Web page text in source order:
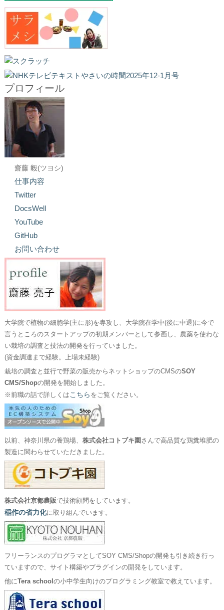
プロフィール
齋藤 毅(ツヨシ)
仕事内容
Twitter
DocsWell
YouTube
GitHub
お問い合わせ
大学院で植物の細胞学(主に形)を専攻し、大学院在学中(後に中退)に今で
言うところのスタートアップの初期メンバーとして参画し、農薬を使わな
い栽培の調査と技法の開発を行っていました。
(資金調達まで経験。上場未経験)
栽培の調査と並行で野菜の販売からネットショップのCMSのSOY
CMS/Shopの開発を開始しました。
※前職の話で詳しくは こちら をご覧ください。
以前、神奈川県の養鶏場、 株式会社コトブキ園 さんで高品質な鶏糞堆肥の
製造に関わらせていただきました。
株式会社京都農販で技術顧問をしています。
稲作の省力化に取り組んでいます。
フリーランスのプログラマとしてSOY CMS/Shopの開発も引き続き行っ
ていますので、サイト構築やプラグインの開発をしています。
他にTera school の小中学生向けのプログラミング教室で教えています。